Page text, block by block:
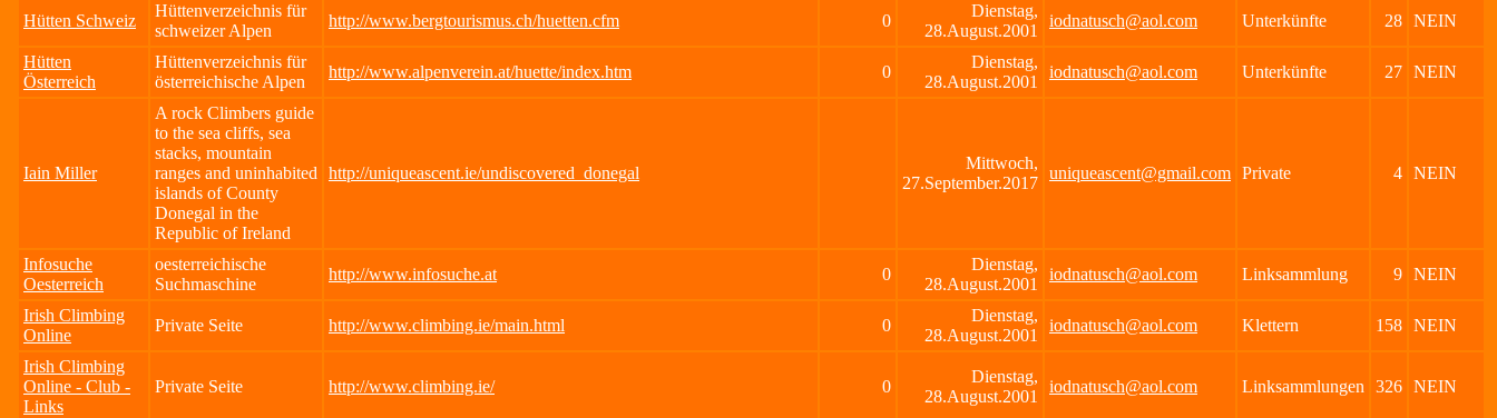
Hütten Schweiz
Hüttenverzeichnis für
schweizer Alpen
http://www.bergtourismus.ch/huetten.cfm 0
Dienstag,
28.August.2001
iodnatusch@aol.com Unterkünfte 28 NEIN
Hütten
Österreich
Hüttenverzeichnis für
österreichische Alpen
http://www.alpenverein.at/huette/index.htm 0
Dienstag,
28.August.2001
iodnatusch@aol.com Unterkünfte 27 NEIN
Iain Miller
A rock Climbers guide
to the sea cliffs, sea
stacks, mountain
ranges and uninhabited
islands of County
Donegal in the
Republic of Ireland
http://uniqueascent.ie/undiscovered_donegal
Mittwoch,
27.September.2017
uniqueascent@gmail.com Private 4 NEIN
Infosuche
Oesterreich
oesterreichische
Suchmaschine
http://www.infosuche.at 0
Dienstag,
28.August.2001
iodnatusch@aol.com Linksammlung 9 NEIN
Irish Climbing
Online
Private Seite http://www.climbing.ie/main.html 0
Dienstag,
28.August.2001
iodnatusch@aol.com Klettern 158 NEIN
Irish Climbing
Online - Club -
Links
Private Seite http://www.climbing.ie/ 0
Dienstag,
28.August.2001
iodnatusch@aol.com Linksammlungen 326 NEIN